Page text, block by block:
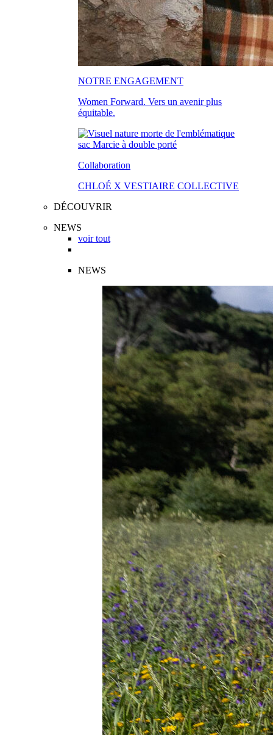
NOTRE ENGAGEMENT
Women Forward. Vers un avenir plus
équitable.
Collaboration
CHLOÉ X VESTIAIRE COLLECTIVE
DÉCOUVRIR
NEWS
voir tout
NEWS